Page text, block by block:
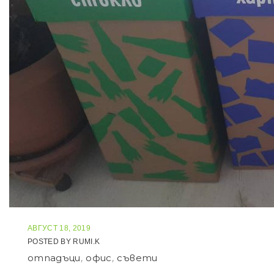
АВГУСТ 18, 2019
POSTED BY RUMI.K
отпадъци, офис, съвети